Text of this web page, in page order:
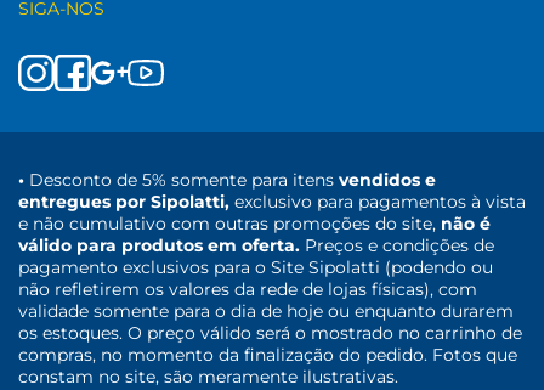
SIGA-NOS
• Desconto de 5% somente para itens vendidos e
entregues por Sipolatti, exclusivo para pagamentos à vista
e não cumulativo com outras promoções do site, não é
válido para produtos em oferta. Preços e condições de
pagamento exclusivos para o Site Sipolatti (podendo ou
não refletirem os valores da rede de lojas físicas), com
validade somente para o dia de hoje ou enquanto durarem
os estoques. O preço válido será o mostrado no carrinho de
compras, no momento da finalização do pedido. Fotos que
constam no site, são meramente ilustrativas.